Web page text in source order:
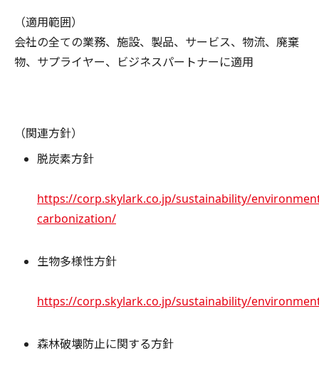
（適用範囲）
会社の全ての業務、施設、製品、サービス、物流、廃棄
物、サプライヤー、ビジネスパートナーに適用
（関連方針）
脱炭素方針
https://corp.skylark.co.jp/sustainability/
carbonization/
生物多様性方針
https://corp.skylark.co.jp/sustainability/
森林破壊防止に関する方針